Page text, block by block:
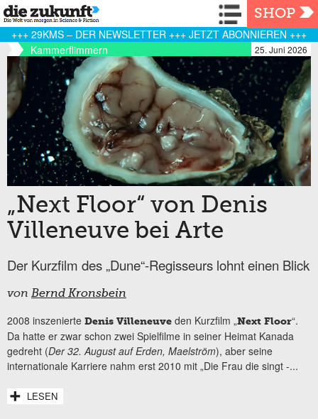
Navigation
SHOP
+++ 29KMS – DER NEWSLETTER +++ JETZT ABONNIEREN +++
Kammerflimmern
25. Juni 2026
„Next Floor“ von Denis
Villeneuve bei Arte
Der Kurzfilm des „Dune“-Regisseurs lohnt einen Blick
von Bernd Kronsbein
2008 inszenierte Denis Villeneuve den Kurzfilm „Next Floor“.
Da hatte er zwar schon zwei Spielfilme in seiner Heimat Kanada
gedreht (Der 32. August auf Erden, Maelström), aber seine
internationale Karriere nahm erst 2010 mit „Die Frau die singt -...
LESEN